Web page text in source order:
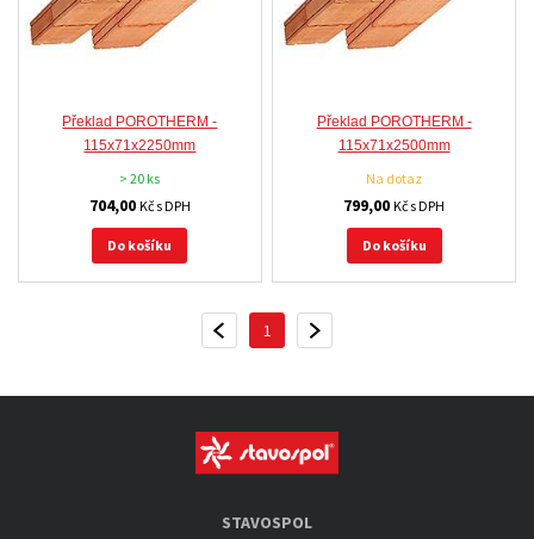
Překlad POROTHERM -
115x71x2250mm
> 20 ks
704,00 Kč s DPH
Do košíku
Překlad POROTHERM -
115x71x2500mm
Na dotaz
799,00Kč s DPH
Do košíku
PŘEDCHOZÍ
1
STAVOSPOL